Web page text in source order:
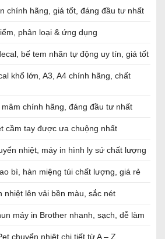
chính hãng, giá tốt, đáng đầu tư nhất
phân loại & ứng dụng
bế tem nhãn tự động uy tín, giá tốt
khổ lớn, A3, A4 chính hãng, chất
chính hãng, đáng đầu tư nhất
cầm tay được ưa chuộng nhất
nhiệt, máy in hình ly sứ chất lượng
bì, hàn miệng túi chất lượng, giá rẻ
nhiệt lên vải bền màu, sắc nét
máy in Brother nhanh, sạch, dễ làm
chuyển nhiệt chi tiết từ A – Z